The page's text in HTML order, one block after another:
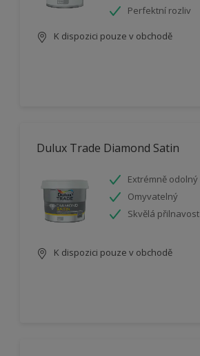
Perfektní rozliv
K dispozici pouze v obchodě
Dulux Trade Diamond Satin
Extrémně odolný
Omyvatelný
Skvělá přilnavost
K dispozici pouze v obchodě